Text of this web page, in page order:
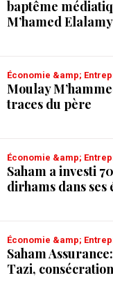
baptême
M’hamed Elalamy
Économie &amp;
Moulay
traces du père
Économie &amp;
Saham a investi
dirhams dans ses
Économie &amp;
Saham
Tazi,